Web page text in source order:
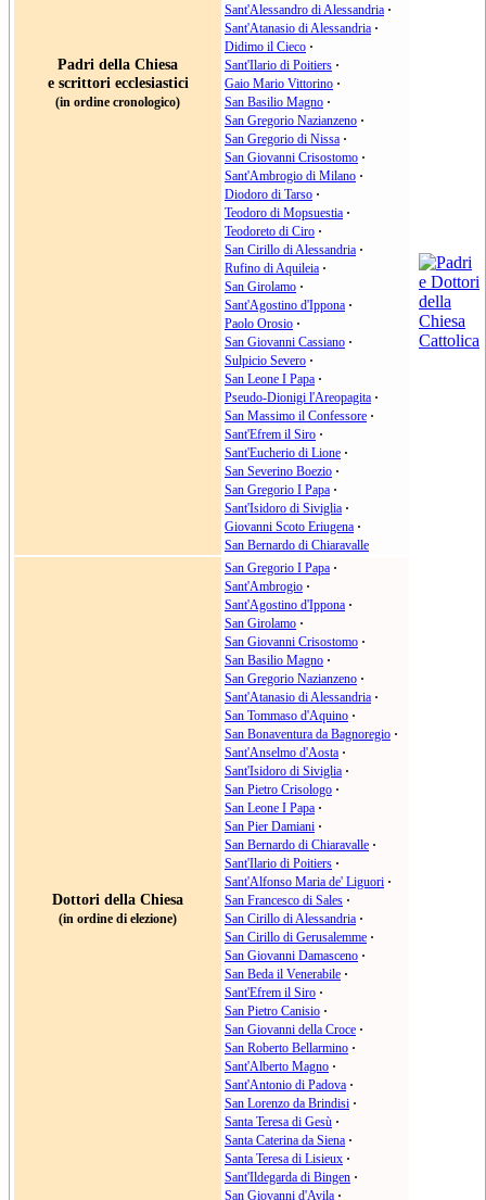
Padri della Chiesa
e scrittori ecclesiastici
(in ordine cronologico)
Sant'Alessandro di Alessandria ·
Sant'Atanasio di Alessandria ·
Didimo il Cieco ·
Sant'Ilario di Poitiers ·
Gaio Mario Vittorino ·
San Basilio Magno ·
San Gregorio Nazianzeno ·
San Gregorio di Nissa ·
San Giovanni Crisostomo ·
Sant'Ambrogio di Milano ·
Diodoro di Tarso ·
Teodoro di Mopsuestia ·
Teodoreto di Ciro ·
San Cirillo di Alessandria ·
Rufino di Aquileia ·
San Girolamo ·
Sant'Agostino d'Ippona ·
Paolo Orosio ·
San Giovanni Cassiano ·
Sulpicio Severo ·
San Leone I Papa ·
Pseudo-Dionigi l'Areopagita ·
San Massimo il Confessore ·
Sant'Efrem il Siro ·
Sant'Eucherio di Lione ·
San Severino Boezio ·
San Gregorio I Papa ·
Sant'Isidoro di Siviglia ·
Giovanni Scoto Eriugena ·
San Bernardo di Chiaravalle
Dottori della Chiesa
(in ordine di elezione)
San Gregorio I Papa ·
Sant'Ambrogio ·
Sant'Agostino d'Ippona ·
San Girolamo ·
San Giovanni Crisostomo ·
San Basilio Magno ·
San Gregorio Nazianzeno ·
Sant'Atanasio di Alessandria ·
San Tommaso d'Aquino ·
San Bonaventura da Bagnoregio ·
Sant'Anselmo d'Aosta ·
Sant'Isidoro di Siviglia ·
San Pietro Crisologo ·
San Leone I Papa ·
San Pier Damiani ·
San Bernardo di Chiaravalle ·
Sant'Ilario di Poitiers ·
Sant'Alfonso Maria de' Liguori ·
San Francesco di Sales ·
San Cirillo di Alessandria ·
San Cirillo di Gerusalemme ·
San Giovanni Damasceno ·
San Beda il Venerabile ·
Sant'Efrem il Siro ·
San Pietro Canisio ·
San Giovanni della Croce ·
San Roberto Bellarmino ·
Sant'Alberto Magno ·
Sant'Antonio di Padova ·
San Lorenzo da Brindisi ·
Santa Teresa di Gesù ·
Santa Caterina da Siena ·
Santa Teresa di Lisieux ·
Sant'Ildegarda di Bingen ·
San Giovanni d'Avila ·